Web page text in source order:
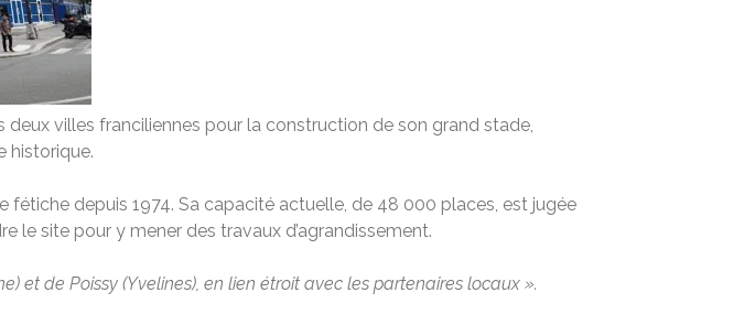
deux villes franciliennes pour la construction de son grand stade,
historique.
depuis 1974. Sa capacité actuelle, de 48 000 places, est jugée
le site pour y mener des travaux d’agrandissement.
et de Poissy (Yvelines), en lien étroit avec les partenaires locaux ».